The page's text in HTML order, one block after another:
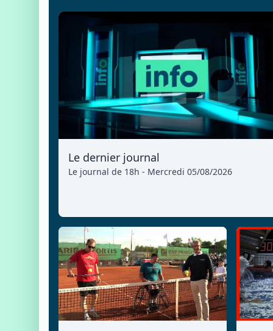
Le dernier journal
Le journal de 18h - Mercredi 05/08/2026